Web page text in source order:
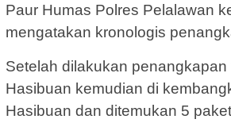
Paur Humas Polres Pelalawan
mengatakan kronologis
Setelah dilakukan penangkapan
Hasibuan kemudian di
Hasibuan dan ditemukan 5